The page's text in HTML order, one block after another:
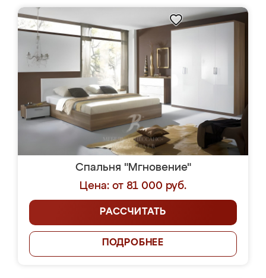
Спальня "Мгновение"
Цена: от 81 000 руб.
РАССЧИТАТЬ
ПОДРОБНЕЕ